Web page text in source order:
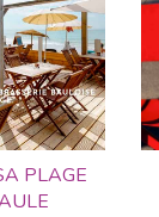
PLAGE